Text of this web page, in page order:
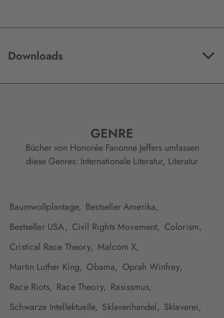
Downloads
GENRE
Bücher von Honorée Fanonne Jeffers umfassen
diese Genres: Internationale Literatur, Literatur
Baumwollplantage, Bestseller Amerika,
Bestseller USA, Civil Rights Movement, Colorism,
Cristical Race Theory, Malcom X,
Martin Luther King, Obama, Oprah Winfrey,
Race Riots, Race Theory, Rasissmus,
Schwarze Intellektuelle, Sklavenhandel, Sklaverei,